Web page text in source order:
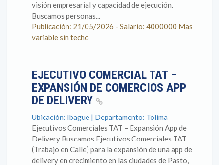
visión empresarial y capacidad de ejecución.
Buscamos personas...
Publicación: 21/05/2026 - Salario: 4000000 Mas
variable sin techo
EJECUTIVO COMERCIAL TAT –
EXPANSIÓN DE COMERCIOS APP
DE DELIVERY
Ubicación: Ibague | Departamento: Tolima
Ejecutivos Comerciales TAT – Expansión App de
Delivery Buscamos Ejecutivos Comerciales TAT
(Trabajo en Calle) para la expansión de una app de
delivery en crecimiento en las ciudades de Pasto,